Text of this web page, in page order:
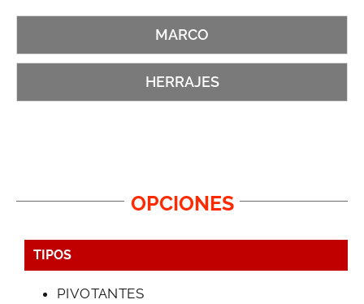
MARCO
HERRAJES
OPCIONES
TIPOS
PIVOTANTES